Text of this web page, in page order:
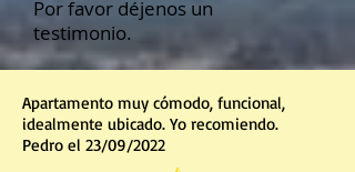
Por favor déjenos un
testimonio.
Apartamento muy cómodo, funcional,
idealmente ubicado. Yo recomiendo.
Pedro el 23/09/2022